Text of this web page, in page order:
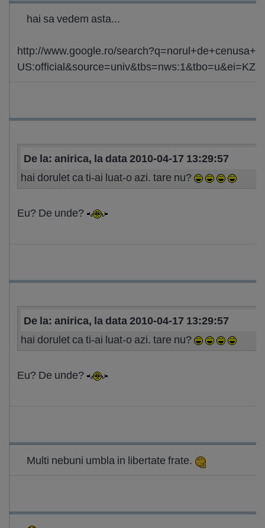
hai sa vedem asta...
http://www.google.ro/
De la: anirica, la data 2010-04-17 13:29:57
hai dorulet ca ti-ai luat-o azi. tare nu?
Eu? De unde?
De la: anirica, la data 2010-04-17 13:29:57
hai dorulet ca ti-ai luat-o azi. tare nu?
Eu? De unde?
Multi nebuni umbla in libertate frate.